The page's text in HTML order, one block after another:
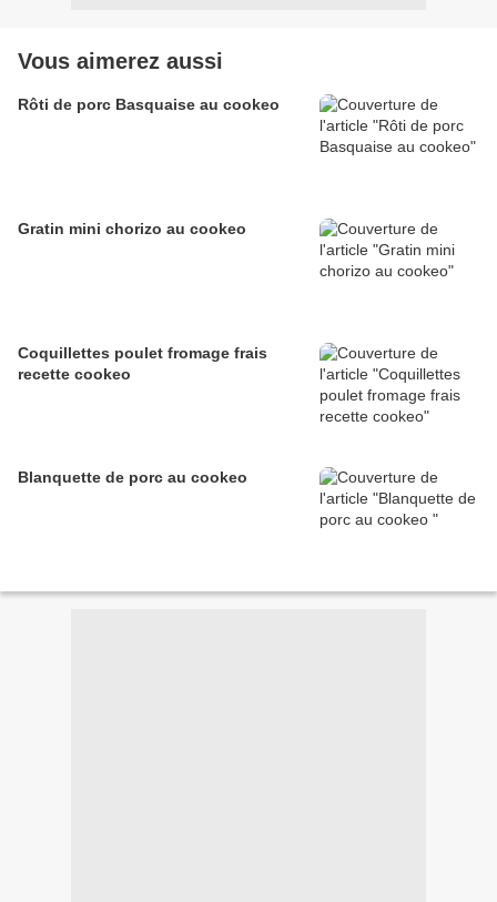
Vous aimerez aussi
Rôti de porc Basquaise au cookeo
Gratin mini chorizo au cookeo
Coquillettes poulet fromage frais
recette cookeo
Blanquette de porc au cookeo